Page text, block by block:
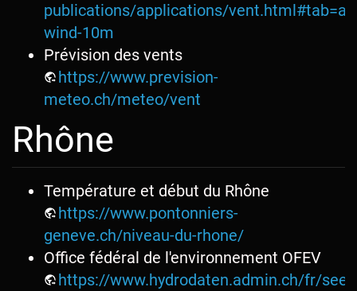
publications/applications/
wind-10m
Prévision des vents
https://www.prevision-
meteo.ch/meteo/vent
Rhône
Température et début du Rhône
https://www.pontonniers-
geneve.ch/niveau-du-rhone/
Office fédéral de l'environnement OFEV
https://www.hydrodaten.admin.ch/fr/